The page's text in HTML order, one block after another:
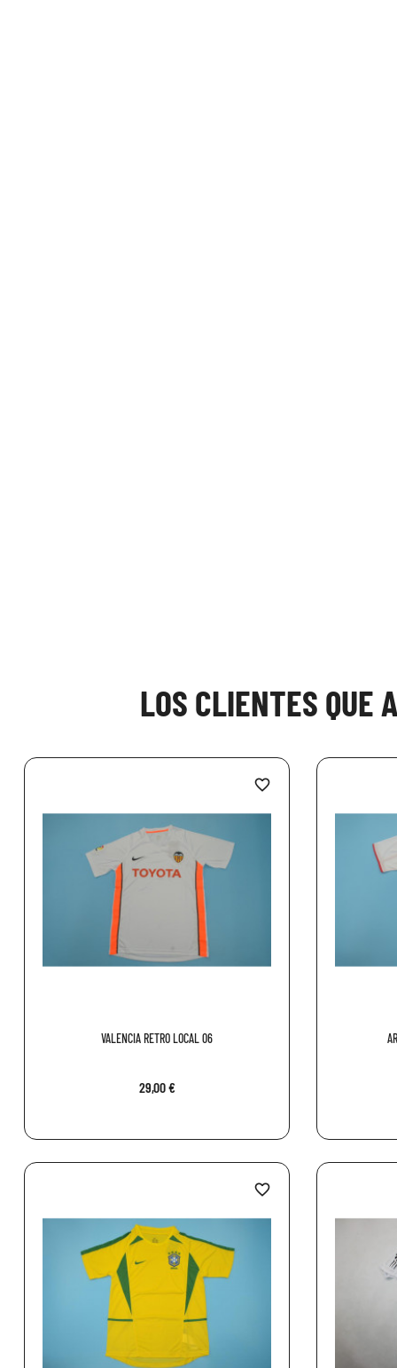
LOS CLIENTES QUE
VALENCIA RETRO LOCAL 06
29,00 €
favorite_border
favorite_border